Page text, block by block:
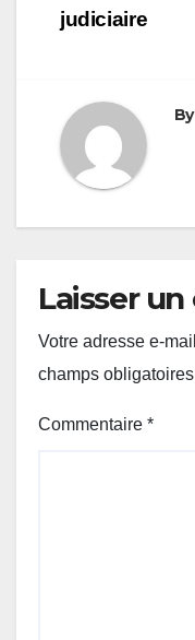
judiciaire
By
Laisser
Votre adresse e-
champs
Commentaire *